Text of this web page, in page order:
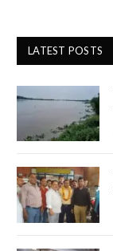
LATEST POSTS